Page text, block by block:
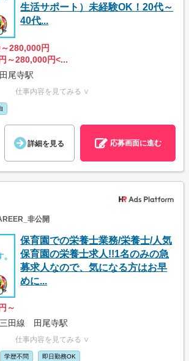
生活サポート）未経験OK！20代～
40代...
280,000円
～280,000円<...
尾寺駅
仕事内容を見てみる ∨
詳細を見る 応募画面に進む
非公開
保育園での栄養士業務/栄養士/人気
保育園の栄養士求人!!1名のみの急
募求人なので、気になる方はお早
めに...
～
田線 田尾寺駅
仕事内容を見てみる ∨
学歴不問 即日勤務OK